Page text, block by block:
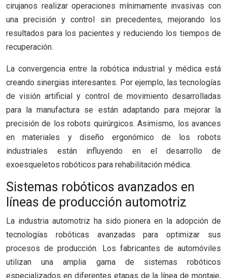
cirujanos realizar operaciones mínimamente invasivas con
una precisión y control sin precedentes, mejorando los
resultados para los pacientes y reduciendo los tiempos de
recuperación.
La convergencia entre la robótica industrial y médica está
creando sinergias interesantes. Por ejemplo, las tecnologías
de visión artificial y control de movimiento desarrolladas
para la manufactura se están adaptando para mejorar la
precisión de los robots quirúrgicos. Asimismo, los avances
en materiales y diseño ergonómico de los robots
industriales están influyendo en el desarrollo de
exoesqueletos robóticos para rehabilitación médica.
Sistemas robóticos avanzados en
líneas de producción automotriz
La industria automotriz ha sido pionera en la adopción de
tecnologías robóticas avanzadas para optimizar sus
procesos de producción. Los fabricantes de automóviles
utilizan una amplia gama de sistemas robóticos
especializados en diferentes etapas de la línea de montaje,